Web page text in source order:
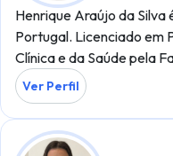
Henrique Araújo da Silva
Portugal. Licenciado em
Clínica e da Saúde pela
Ver Perfil